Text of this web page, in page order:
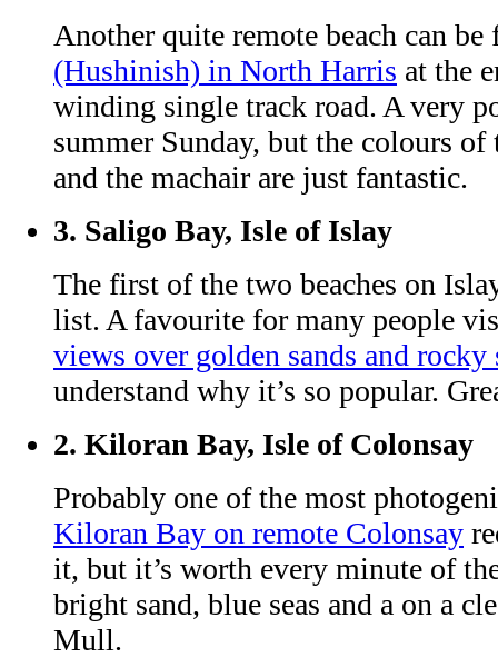
Another quite remote beach can
(Hushinish) in North Harris at the
winding single track road. A very
summer Sunday, but the colours of
and the machair are just fantastic.
3. Saligo Bay, Isle of Islay
The first of the two beaches on
list. A favourite for many people
views over golden sands and rocky
understand why it’s so popular.
2. Kiloran Bay, Isle of Colonsay
Probably one of the most
Kiloran Bay on remote Colonsay
it, but it’s worth every minute of
bright sand, blue seas and a on a
Mull.